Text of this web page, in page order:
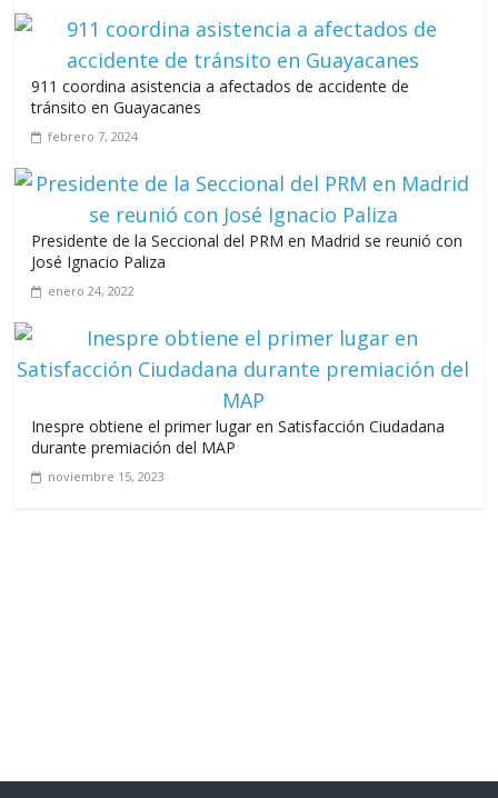
911 coordina asistencia a afectados de accidente de
tránsito en Guayacanes
febrero 7, 2024
Presidente de la Seccional del PRM en Madrid se reunió con
José Ignacio Paliza
enero 24, 2022
Inespre obtiene el primer lugar en Satisfacción Ciudadana
durante premiación del MAP
noviembre 15, 2023